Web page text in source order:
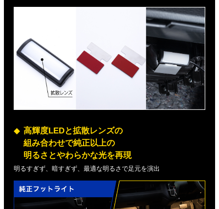
高輝度LEDと拡散レンズの
組み合わせで純正以上の
明るさとやわらかな光を再現
明るすぎず、暗すぎず、最適な明るさで足元を演出